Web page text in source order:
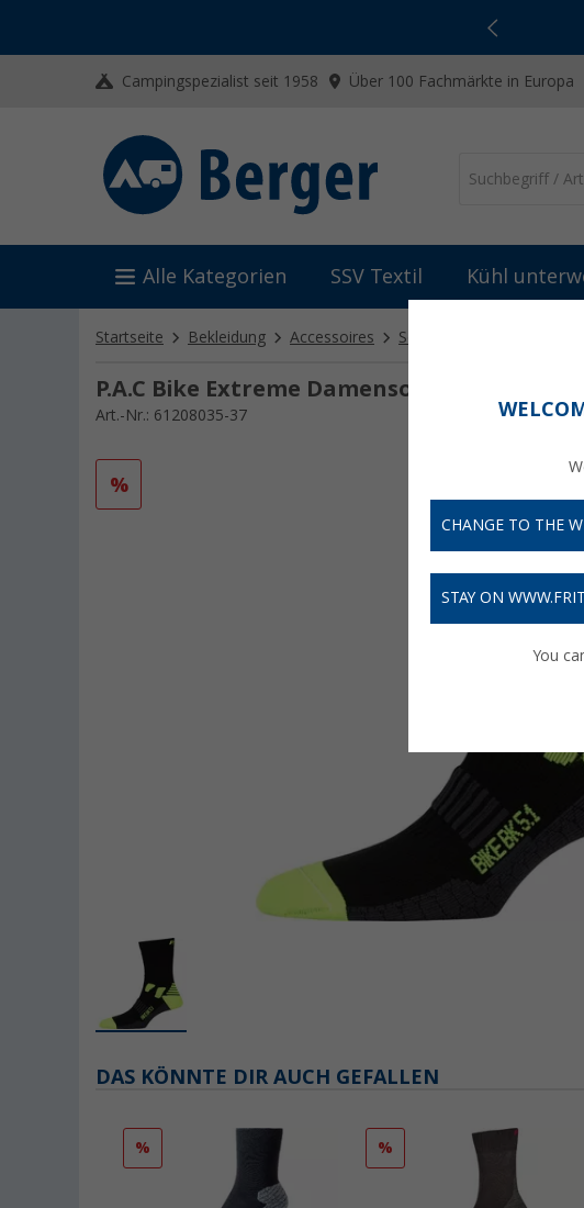
Campingspezialist seit 1958 Über 100 Fachmärkte in Europa
Alle Kategorien SSV Textil Kühl
Startseite Bekleidung Accessoires Socken P.A.C Bike
P.A.C Bike Extreme Damensocken
Art.-Nr.: 61208035-37
%
DAS KÖNNTE DIR AUCH GEFALLEN
% %
CHANGE TO THE
STAY ON
You